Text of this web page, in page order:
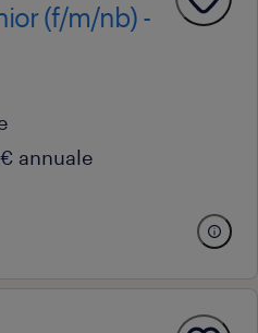
(f/m/nb) -
annuale